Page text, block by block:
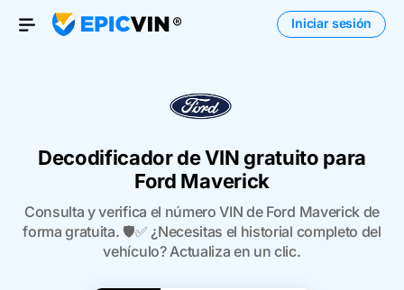
Open Menu
Iniciar sesión
Decodificador de VIN gratuito para
Ford Maverick
Consulta y verifica el número VIN de Ford Maverick de
forma gratuita. 🛡️✅ ¿Necesitas el historial completo del
vehículo? Actualiza en un clic.